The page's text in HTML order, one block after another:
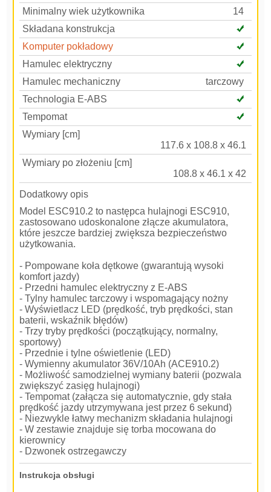
Minimalny wiek użytkownika
14
Składana konstrukcja
Komputer pokładowy
Hamulec elektryczny
Hamulec mechaniczny
tarczowy
Technologia E-ABS
Tempomat
Wymiary [cm]
117.6 x 108.8 x 46.1
Wymiary po złożeniu [cm]
108.8 x 46.1 x 42
Dodatkowy opis
Model ESC910.2 to następca hulajnogi ESC910,
zastosowano udoskonalone złącze akumulatora,
które jeszcze bardziej zwiększa bezpieczeństwo
użytkowania.
- Pompowane koła dętkowe (gwarantują wysoki
komfort jazdy)
- Przedni hamulec elektryczny z E-ABS
- Tylny hamulec tarczowy i wspomagający nożny
- Wyświetlacz LED (prędkość, tryb prędkości, stan
baterii, wskaźnik błędów)
- Trzy tryby prędkości (początkujący, normalny,
sportowy)
- Przednie i tylne oświetlenie (LED)
- Wymienny akumulator 36V/10Ah (ACE910.2)
- Możliwość samodzielnej wymiany baterii (pozwala
zwiększyć zasięg hulajnogi)
- Tempomat (załącza się automatycznie, gdy stała
prędkość jazdy utrzymywana jest przez 6 sekund)
- Niezwykle łatwy mechanizm składania hulajnogi
- W zestawie znajduje się torba mocowana do
kierownicy
- Dzwonek ostrzegawczy
Instrukcja obsługi